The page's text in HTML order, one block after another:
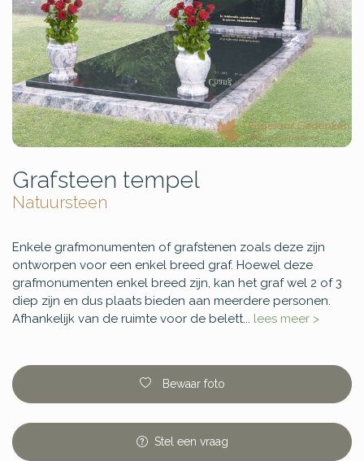
Grafsteen tempel
Natuursteen
Enkele grafmonumenten of grafstenen zoals deze zijn
ontworpen voor een enkel breed graf. Hoewel deze
grafmonumenten enkel breed zijn, kan het graf wel 2 of 3
diep zijn en dus plaats bieden aan meerdere personen.
Afhankelijk van de ruimte voor de belett... lees meer >
Bewaar foto
Stel een vraag